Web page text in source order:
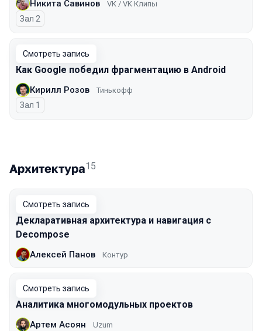
Никита Савинов VK / VK Клипы
Зал 2
Смотреть запись
Как Google победил фрагментацию в Android
Кирилл Розов Тинькофф
Зал 1
Архитектура15
Смотреть запись
Декларативная архитектура и навигация с
Decompose
Алексей Панов Контур
Смотреть запись
Аналитика многомодульных проектов
Артем Асоян Uzum